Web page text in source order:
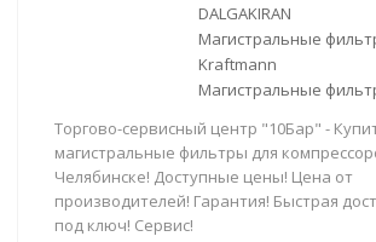
DALGAKIRAN
Магистральные
Kraftmann
Магистральные
Торгово-сервисный центр "10Бар" -
магистральные фильтры для
Челябинске! Доступные цены! Цена от
производителей! Гарантия! Быстрая
под ключ! Сервис!